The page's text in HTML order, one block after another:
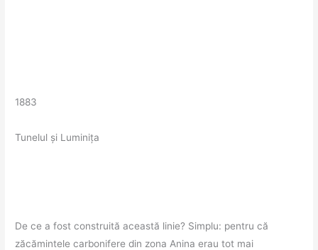
1883
Tunelul și Luminița
De ce a fost construită această linie? Simplu: pentru că
zăcămintele carbonifere din zona Anina erau tot mai